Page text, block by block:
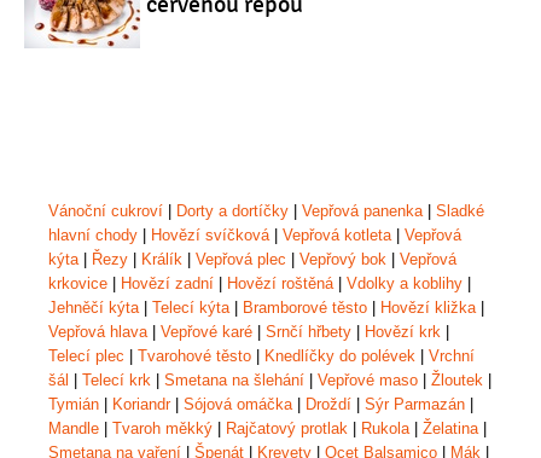
Vánoční cukroví Dorty a dortíčky Vepřová panenka| Sladké
hlavní chody
Hovězí svíčková| Vepřová kotleta| Vepřová
kýta| Řezy Králík Vepřová plec Vepřový bok
Vepřová
krkovice
Hovězí zadní Hovězí roštěná| Vdolky a koblihy
Jehněčí kýta| Telecí kýta| Bramborové těsto Hovězí kližka|
Vepřová hlava| Vepřové karé Srnčí hřbety Hovězí krk
Telecí plec
Tvarohové těsto Knedlíčky do polévek
Vrchní
šál
Telecí krk Smetana na šlehání Vepřové maso Žloutek
Tymián
Koriandr| Sójová omáčka| Droždí Sýr Parmazán
Mandle
Tvaroh měkký Rajčatový protlak Rukola| Želatina|
Smetana na vaření
Špenát Krevety Ocet Balsamico Mák